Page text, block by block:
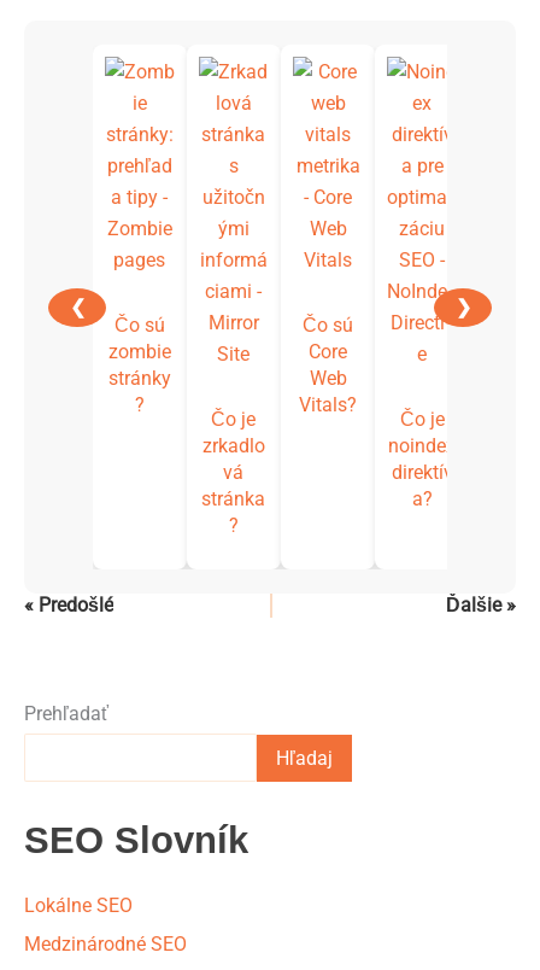
❮
Čo sú
zombie
stránky
?
Čo je
zrkadlo
vá
stránka
?
Čo sú
Core
Web
Vitals?
Čo je
noindex
direktív
a?
e
❯
« Predošlé Ďalšie »
Prehľadať
Hľadaj
SEO Slovník
Lokálne SEO
Medzinárodné SEO